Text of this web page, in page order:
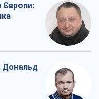
Європи:
Дональд